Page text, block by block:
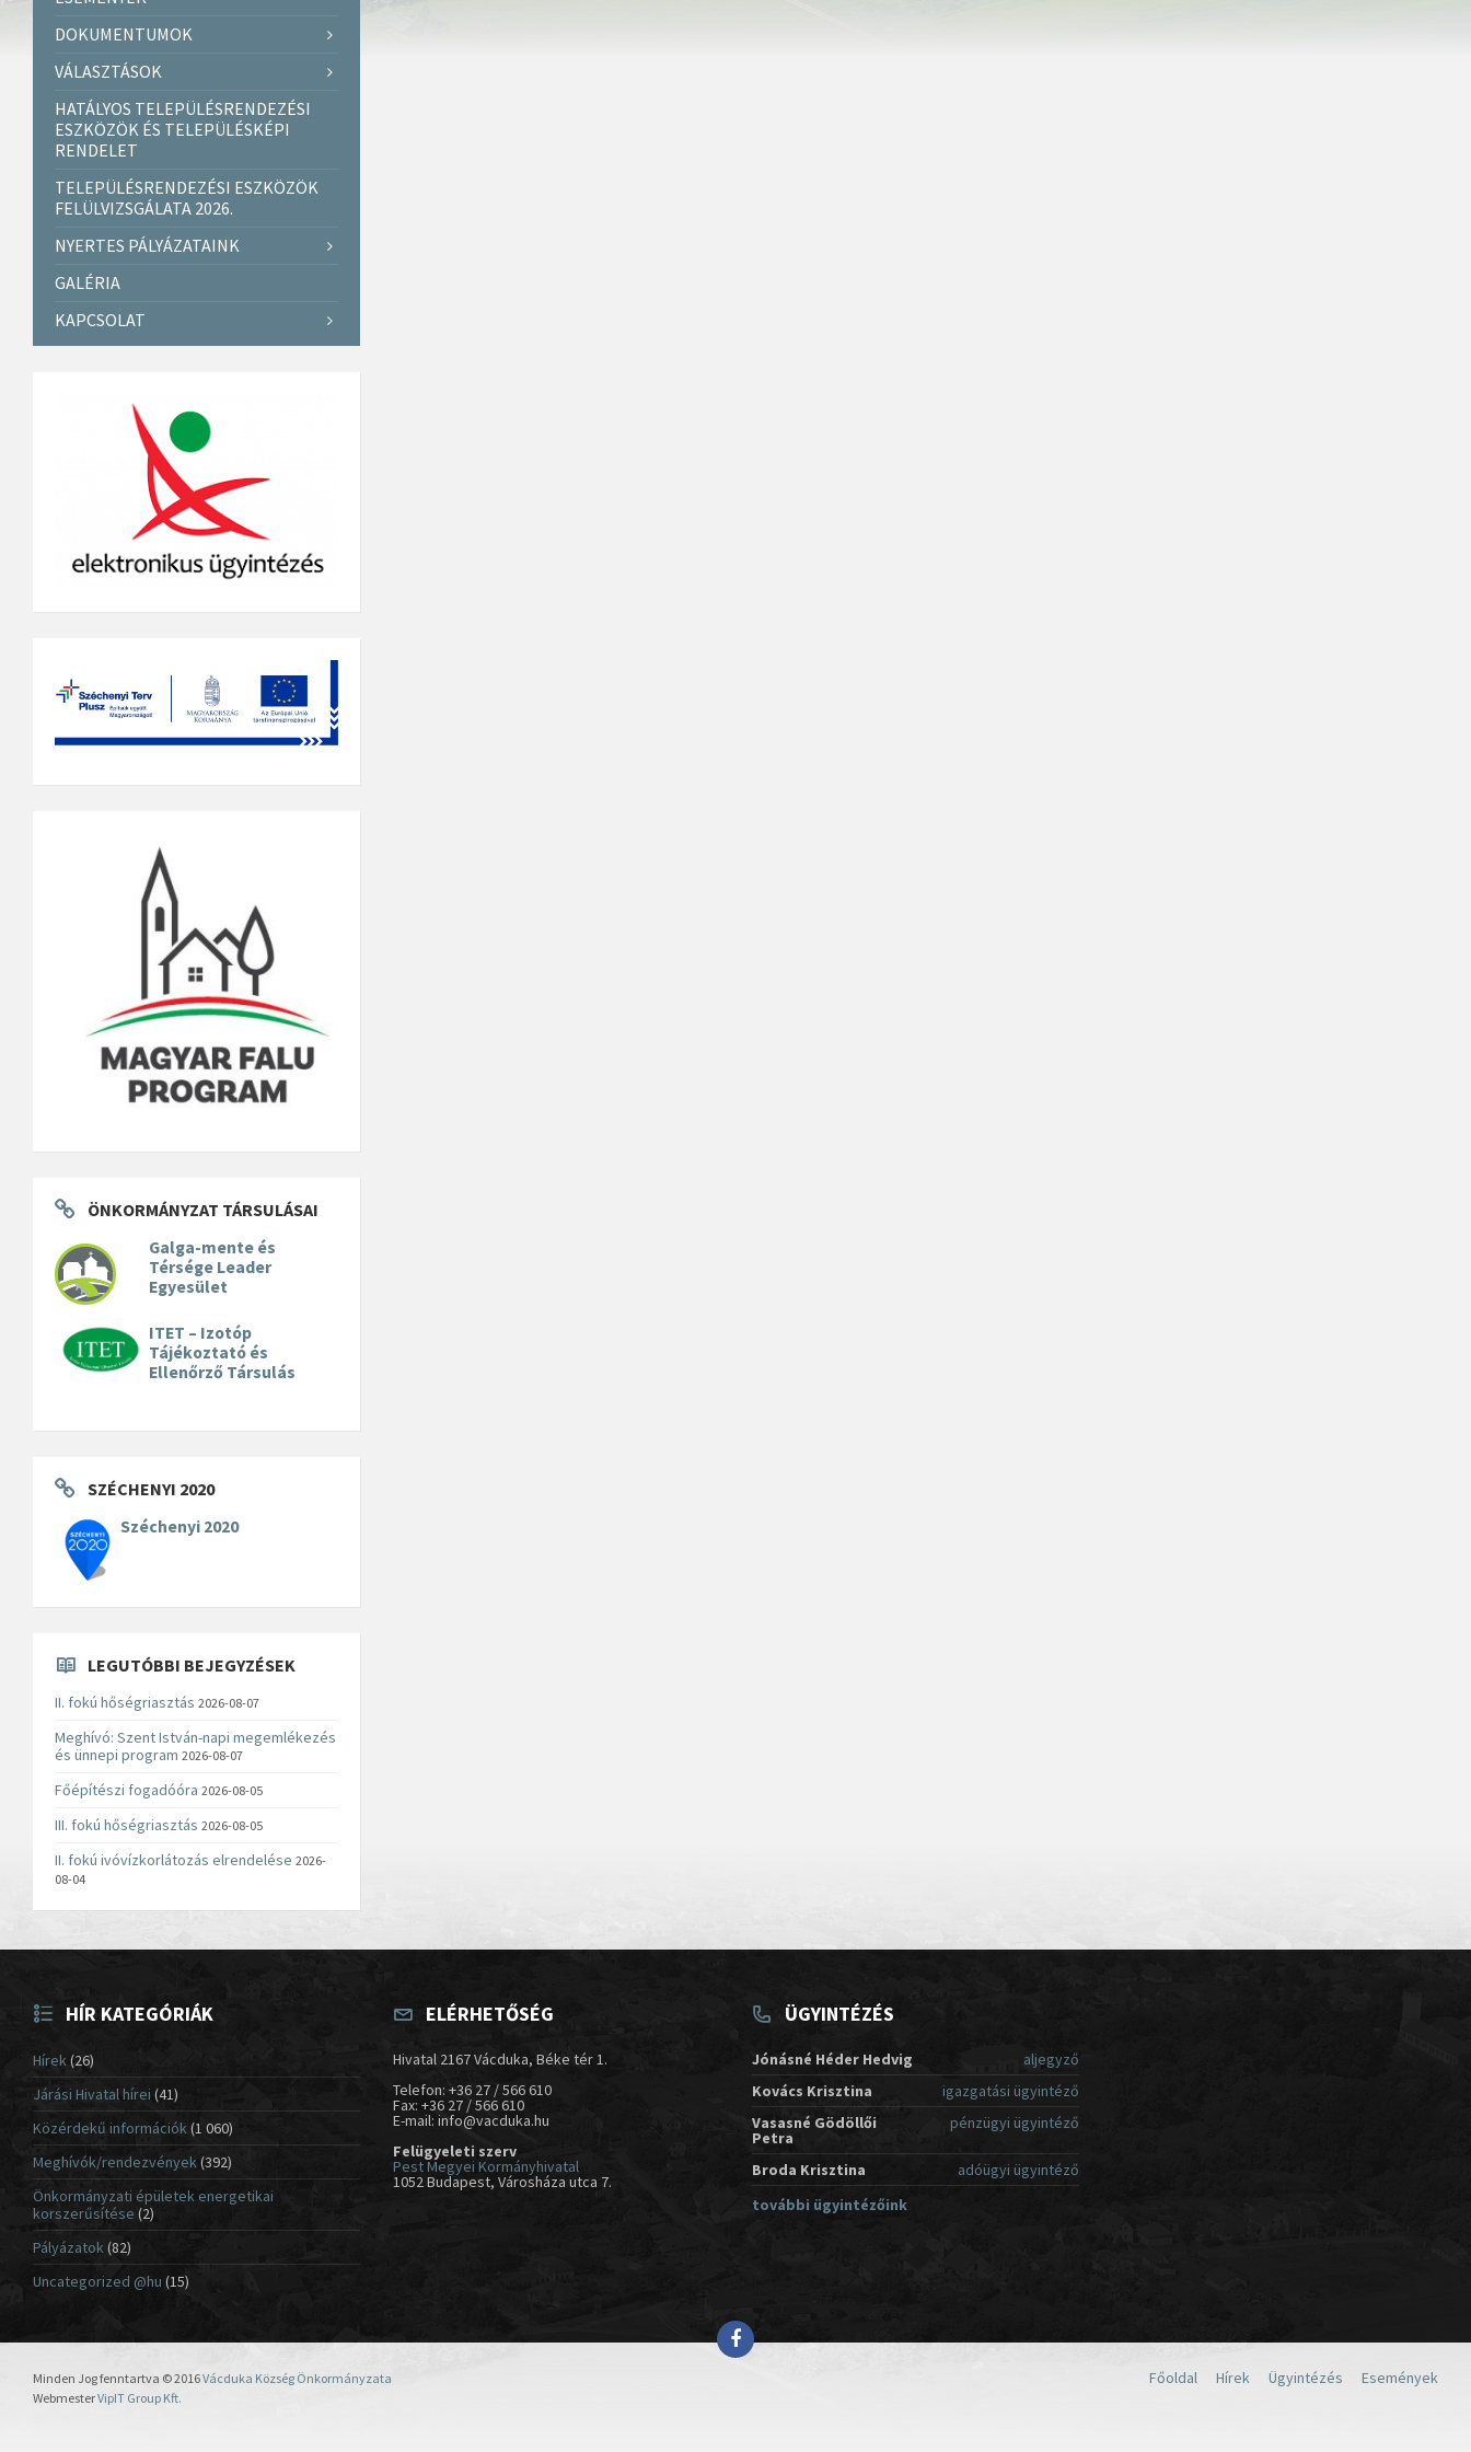
DOKUMENTUMOK
VÁLASZTÁSOK
HATÁLYOS TELEPÜLÉSRENDEZÉSI
ESZKÖZÖK ÉS TELEPÜLÉSKÉPI
RENDELET
TELEPÜLÉSRENDEZÉSI ESZKÖZÖK
FELÜLVIZSGÁLATA 2026.
NYERTES PÁLYÁZATAINK
GALÉRIA
KAPCSOLAT
ÖNKORMÁNYZAT TÁRSULÁSAI
Galga-mente és
Térsége Leader
Egyesület
ITET – Izotóp
Tájékoztató és
Ellenőrző Társulás
SZÉCHENYI 2020
Széchenyi 2020
LEGUTÓBBI BEJEGYZÉSEK
II. fokú hőségriasztás 2026-08-07
Meghívó: Szent István-napi megemlékezés
és ünnepi program 2026-08-07
Főépítészi fogadóóra 2026-08-05
III. fokú hőségriasztás 2026-08-05
II. fokú ivóvízkorlátozás elrendelése 2026-
08-04
HÍR KATEGÓRIÁK
Hírek (26)
Járási Hivatal hírei (41)
Közérdekű információk(1 060)
Meghívók/rendezvények(392)
Önkormányzati épületek energetikai
korszerűsítése (2)
Pályázatok(82)
Uncategorized @hu (15)
ELÉRHETŐSÉG
Hivatal 2167 Vácduka, Béke tér 1.
Telefon: +36 27 / 566 610
Fax: +36 27 / 566 610
E-mail: info@vacduka.hu
Felügyeleti szerv
Pest Megyei Kormányhivatal
1052 Budapest, Városháza utca 7.
ÜGYINTÉZÉS
Jónásné Héder Hedvig
aljegyző
Kovács Krisztina
igazgatási ügyintéző
Vasasné Gödöllői
Petra
pénzügyi ügyintéző
Broda Krisztina
adóügyi ügyintéző
további ügyintézőink
Főoldal Hírek Ügyintézés Események
Minden Jog fenntartva © 2016Vácduka Község Önkormányzata
WebmesterVipIT Group Kft.